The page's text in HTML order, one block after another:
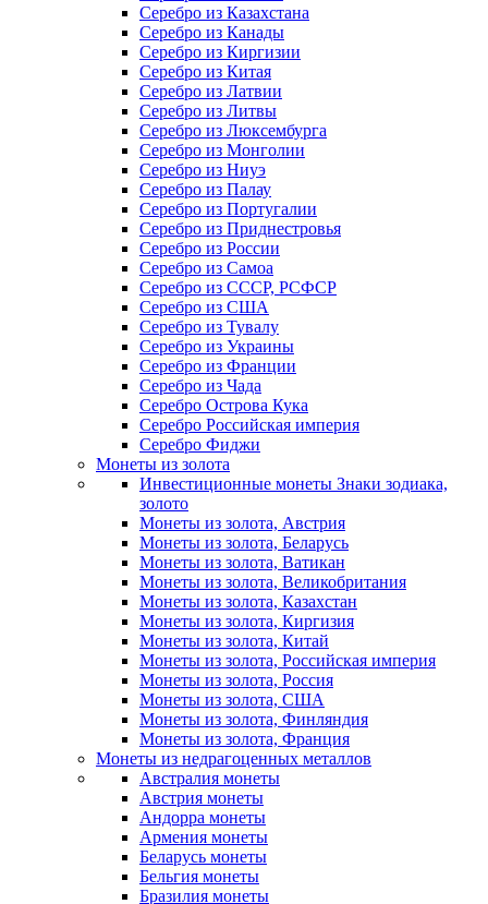
Серебро из Казахстана
Серебро из Канады
Серебро из Киргизии
Серебро из Китая
Серебро из Латвии
Серебро из Литвы
Серебро из Люксембурга
Серебро из Монголии
Серебро из Ниуэ
Серебро из Палау
Серебро из Португалии
Серебро из Приднестровья
Серебро из России
Серебро из Самоа
Серебро из СССР, РСФСР
Серебро из США
Серебро из Тувалу
Серебро из Украины
Серебро из Франции
Серебро из Чада
Серебро Острова Кука
Серебро Российская империя
Серебро Фиджи
Монеты из золота
Инвестиционные монеты Знаки зодиака,
золото
Монеты из золота, Австрия
Монеты из золота, Беларусь
Монеты из золота, Ватикан
Монеты из золота, Великобритания
Монеты из золота, Казахстан
Монеты из золота, Киргизия
Монеты из золота, Китай
Монеты из золота, Российская империя
Монеты из золота, Россия
Монеты из золота, США
Монеты из золота, Финляндия
Монеты из золота, Франция
Монеты из недрагоценных металлов
Австралия монеты
Австрия монеты
Андорра монеты
Армения монеты
Беларусь монеты
Бельгия монеты
Бразилия монеты